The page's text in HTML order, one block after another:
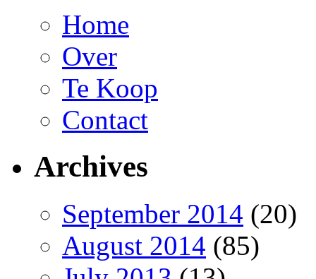
Home
Over
Te Koop
Contact
Archives
September 2014 (20)
August 2014 (85)